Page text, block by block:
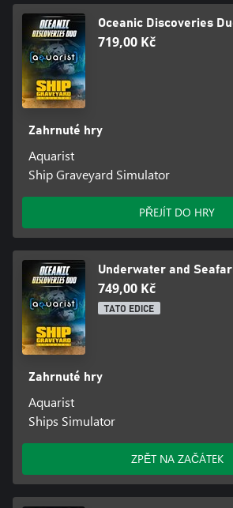
Oceanic Discoveries
719,00 Kč
Zahrnuté hry
Aquarist
Ship Graveyard Simulator
PŘEJÍT DO HRY
Underwater and
749,00 Kč
TATO EDICE
Zahrnuté hry
Aquarist
Ships Simulator
ZPĚT NA ZAČÁTEK